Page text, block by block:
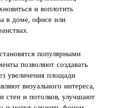
и воплотить
в доме, офисе или
популярными
позволяют создавать
увеличения площади
визуального интереса,
стен и потолков, улучшают